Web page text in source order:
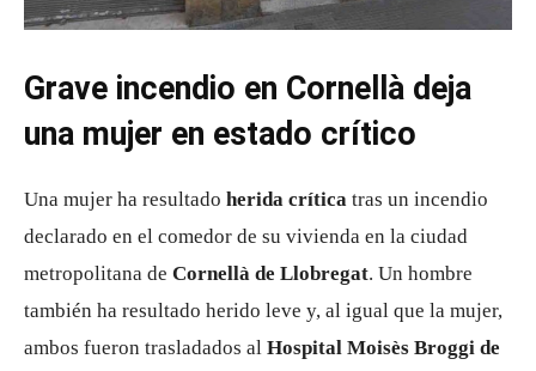
Grave incendio en Cornellà deja
una mujer en estado crítico
Una mujer ha resultado herida crítica tras un incendio
declarado en el comedor de su vivienda en la ciudad
metropolitana de Cornellà de Llobregat. Un hombre
también ha resultado herido leve y, al igual que la mujer,
ambos fueron trasladados al Hospital Moisès Broggi de